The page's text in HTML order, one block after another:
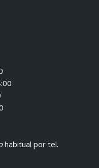
habitual por tel.